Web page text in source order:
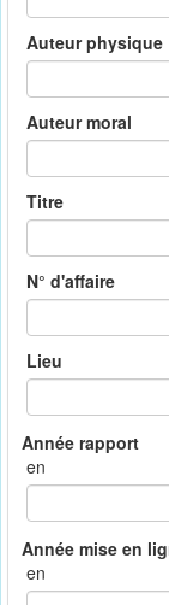
Auteur physique
Auteur moral
Titre
N° d'affaire
Lieu
en
en